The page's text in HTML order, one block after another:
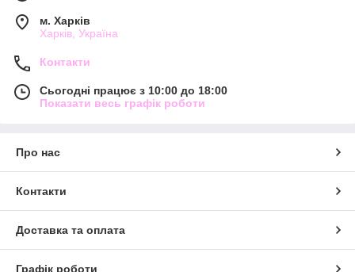
м. Харків
Харків, Україна
Контакти
Сьогодні працює з 10:00 до 18:00
Показати весь графік роботи
Про нас
Контакти
Доставка та оплата
Графік роботи